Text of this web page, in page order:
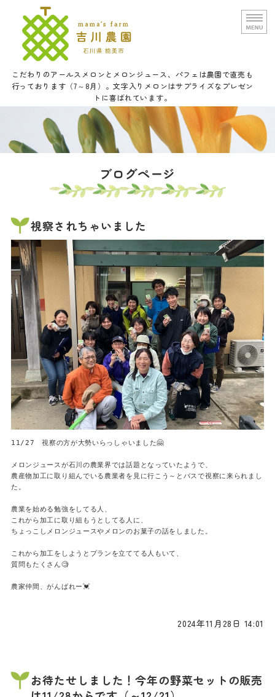
文字入りメロンと甘い野菜の
こだわりのアールスメロンとメロンジュース、パフェは農園で直売も
行っております（7～8月）。文字入りメロンはサプライズなプレゼン
トに喜ばれています。
農園概要
口福メロンパフェについて
お問い合せ
ブログページ
視察されちゃいました
11/27　視察の方が大勢いらっしゃいました🤗
メロンジュースが石川の農業界では話題となっていたようで、
農産物加工に取り組んでいる農業者を見に行こう～とバスで視察に来られまし
た。
農業を始める勉強をしてる人、
これから加工に取り組もうとしてる人に、
ちょっこしメロンジュースやメロンのお菓子の話をしました。
これから加工をしようとプランを立ててる人もいて、
質問もたくさん🧐
農家仲間、がんばれー💓
2024年11月28日 14:01
お待たせしました！今年の野菜セットの販売